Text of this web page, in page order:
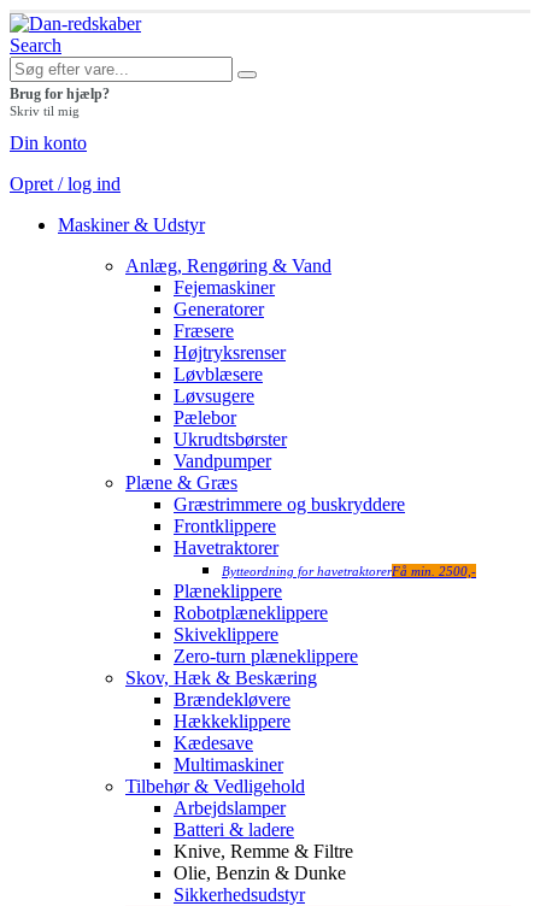
Search
Brug for hjælp?
Skriv til mig
Din konto
Opret / log ind
Maskiner & Udstyr
Anlæg, Rengøring & Vand
Fejemaskiner
Generatorer
Fræsere
Højtryksrenser
Løvblæsere
Løvsugere
Pælebor
Ukrudtsbørster
Vandpumper
Plæne & Græs
Græstrimmere og buskryddere
Frontklippere
Havetraktorer
Bytteordning for havetraktorerFå min. 2500,-
Plæneklippere
Robotplæneklippere
Skiveklippere
Zero-turn plæneklippere
Skov, Hæk & Beskæring
Brændekløvere
Hækkeklippere
Kædesave
Multimaskiner
Tilbehør & Vedligehold
Arbejdslamper
Batteri & ladere
Knive, Remme & Filtre
Olie, Benzin & Dunke
Sikkerhedsudstyr